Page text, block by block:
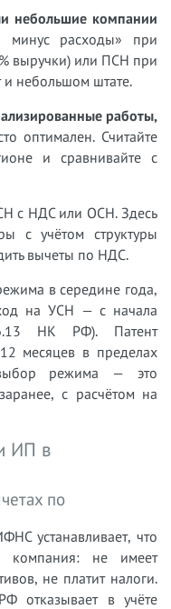
небольшие компании
расходы» при
выручки) или ПСН при
небольшом штате.
работы,
оптимален. Считайте
и сравнивайте с
с НДС или ОСН. Здесь
с учётом структуры
вычеты по НДС.
в середине года,
на УСН — с начала
НК РФ). Патент
месяцев в пределах
выбор режима — это
с расчётом на
ИП в
по
устанавливает, что
компания: не имеет
не платит налоги.
отказывает в учёте